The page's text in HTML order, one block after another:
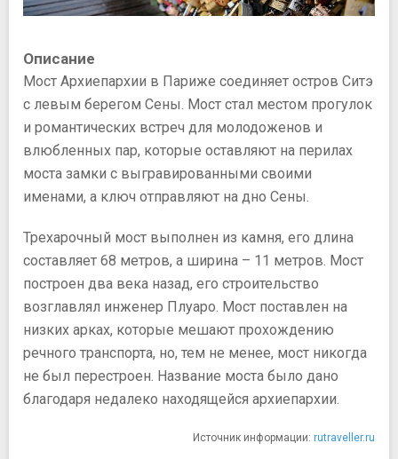
Описание
Мост Архиепархии в Париже соединяет остров Ситэ
с левым берегом Сены. Мост стал местом прогулок
и романтических встреч для молодоженов и
влюбленных пар, которые оставляют на перилах
моста замки с выгравированными своими
именами, а ключ отправляют на дно Сены.
Трехарочный мост выполнен из камня, его длина
составляет 68 метров, а ширина – 11 метров. Мост
построен два века назад, его строительство
возглавлял инженер Плуаро. Мост поставлен на
низких арках, которые мешают прохождению
речного транспорта, но, тем не менее, мост никогда
не был перестроен. Название моста было дано
благодаря недалеко находящейся архиепархии.
Источник информации: rutraveller.ru